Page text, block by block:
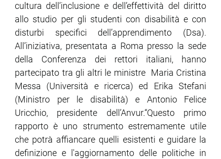
cultura dell’inclusione e dell’effettività del diritto
allo studio per gli studenti con disabilità e con
disturbi specifici dell’apprendimento (Dsa).
All’iniziativa, presentata a Roma presso la sede
della Conferenza dei rettori italiani, hanno
partecipato tra gli altri le ministre Maria Cristina
Messa (Università e ricerca) ed Erika Stefani
(Ministro per le disabilità) e Antonio Felice
Uricchio, presidente dell’Anvur.“Questo primo
rapporto è uno strumento estremamente utile
che potrà affiancare quelli esistenti e guidare la
definizione e l'aggiornamento delle politiche in